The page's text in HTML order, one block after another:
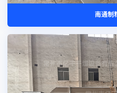
南通制